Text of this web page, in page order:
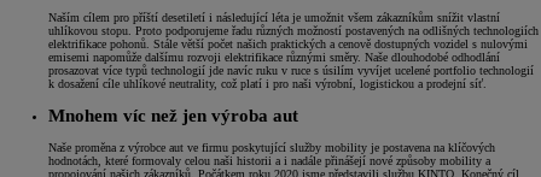
Naším cílem pro příští desetiletí i následující léta je umožnit všem zákazníkům snížit vlastní
uhlíkovou stopu. Proto podporujeme řadu různých možností postavených na odlišných technologiích
elektrifikace pohonů. Stále větší počet našich praktických a cenově dostupných vozidel s nulovými
emisemi napomůže dalšímu rozvoji elektrifikace různými směry. Naše dlouhodobé odhodlání
prosazovat více typů technologií jde navíc ruku v ruce s úsilím vyvíjet ucelené portfolio technologií
k dosažení cíle uhlíkové neutrality, což platí i pro naši výrobní, logistickou a prodejní síť.
Mnohem víc než jen výroba aut
Naše proměna z výrobce aut ve firmu poskytující služby mobility je postavena na klíčových
hodnotách, které formovaly celou naši historii a i nadále přinášejí nové způsoby mobility a
propojování našich zákazníků. Počátkem roku 2020 jsme představili službu KINTO. Konečný cíl